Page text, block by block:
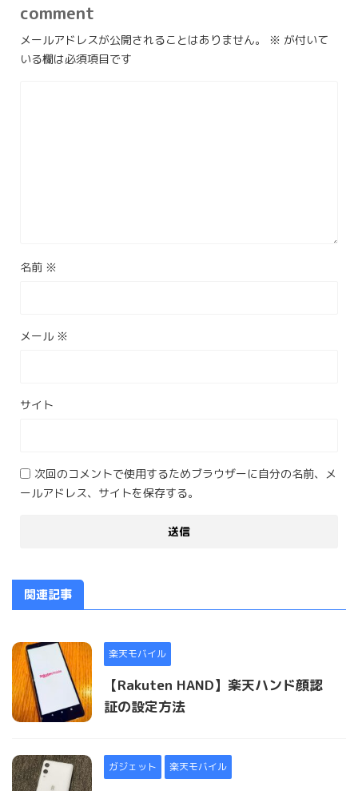
comment
メールアドレスが公開されることはありません。 ※ が付いて
いる欄は必須項目です
名前 ※
メール ※
サイト
次回のコメントで使用するためブラウザーに自分の名前、メ
ールアドレス、サイトを保存する。
関連記事
楽天モバイル
【Rakuten HAND】楽天ハンド顔認
証の設定方法
ガジェット 楽天モバイル